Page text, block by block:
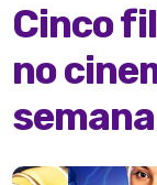
Cinco
no
semana